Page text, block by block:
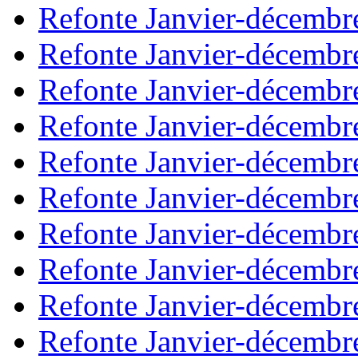
Refonte Janvier-
Refonte Janvier-
Refonte Janvier-
Refonte Janvier-
Refonte Janvier-
Refonte Janvier-
Refonte Janvier-
Refonte Janvier-
Refonte Janvier-
Refonte Janvier-